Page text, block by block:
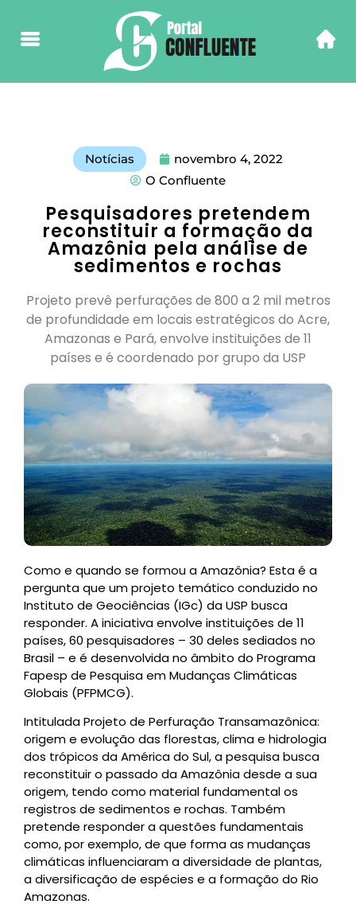
Notícias
novembro 4, 2022
O Confluente
Pesquisadores pretendem
reconstituir a formação da
Amazônia pela análise de
sedimentos e rochas
Projeto prevê perfurações de 800 a 2 mil metros
de profundidade em locais estratégicos do Acre,
Amazonas e Pará, envolve instituições de 11
países e é coordenado por grupo da USP
Como e quando se formou a Amazônia? Esta é a
pergunta que um projeto temático conduzido no
Instituto de Geociências (IGc) da USP busca
responder. A iniciativa envolve instituições de 11
países, 60 pesquisadores – 30 deles sediados no
Brasil – e é desenvolvida no âmbito do Programa
Fapesp de Pesquisa em Mudanças Climáticas
Globais (PFPMCG).
Intitulada Projeto de Perfuração Transamazônica:
origem e evolução das florestas, clima e hidrologia
dos trópicos da América do Sul, a pesquisa busca
reconstituir o passado da Amazônia desde a sua
origem, tendo como material fundamental os
registros de sedimentos e rochas. Também
pretende responder a questões fundamentais
como, por exemplo, de que forma as mudanças
climáticas influenciaram a diversidade de plantas,
a diversificação de espécies e a formação do Rio
Amazonas.